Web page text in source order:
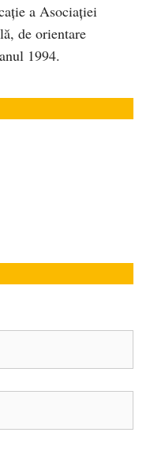
a Asociaţiei
de orientare
1994.